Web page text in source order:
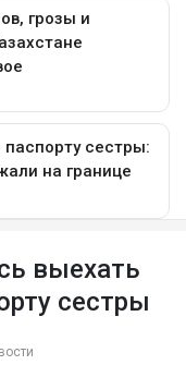
выехать
сестры